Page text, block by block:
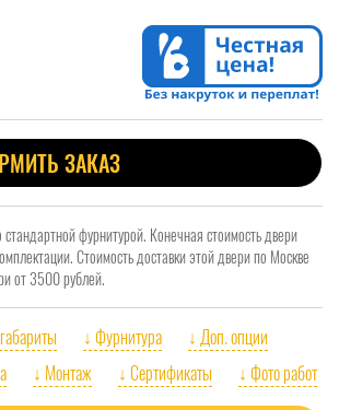
ЗАКАЗ
фурнитурой. Конечная стоимость двери
Стоимость доставки этой двери по Москве
от 3500 рублей.
↓ Фурнитура
↓ Доп. опции
↓ Монтаж ↓ Сертификаты ↓ Фото работ